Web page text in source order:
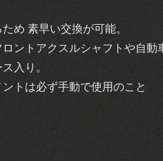
め 素早い交換が可能。
ントアクスルシャフトや自動
入り。
トは必ず手動で使用のこと